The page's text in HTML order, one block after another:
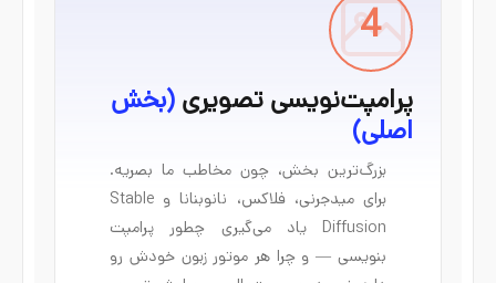
4
پرامپت‌نویسی تصویری(بخش
اصلی)
بزرگ‌ترین بخش، چون مخاطب ما بصریه.
برای میدجرنی، فلاکس، نانوبنانا و Stable
Diffusion یاد می‌گیری چطور پرامپت
بنویسی — و چرا هر موتور زبون خودش رو